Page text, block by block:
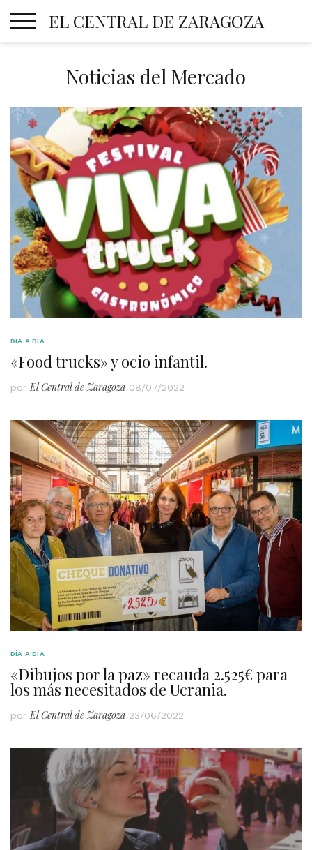
EL CENTRAL DE ZARAGOZA
Noticias del Mercado
DÍA A DÍA
«Food trucks» y ocio infantil.
por El Central de Zaragoza 08/07/2022
DÍA A DÍA
«Dibujos por la paz» recauda 2.525€ para
los más necesitados de Ucrania.
por El Central de Zaragoza 23/06/2022